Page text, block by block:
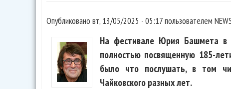
Опубликовано вт, 13/05/2025 - 05:17пользователем
На фестивале Юрия Башмета в
полностью посвященную 185-
было что послушать, в том
Чайковского разных лет.